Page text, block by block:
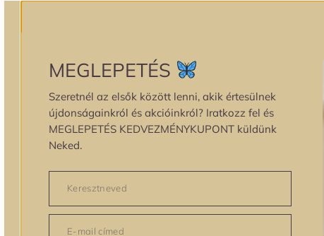
MEGLEPETÉS
Szeretnél az elsők között lenni, akik értesülnek
újdonságainkról és akcióinkról? Iratkozz fel és
MEGLEPETÉS KEDVEZMÉNYKUPONT küldünk
Neked.